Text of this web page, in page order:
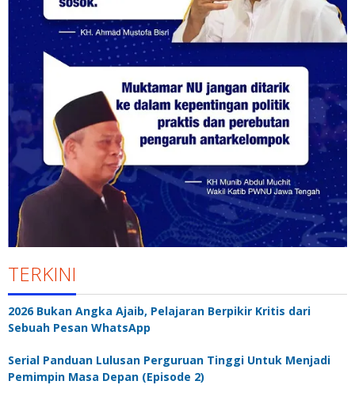
TERKINI
2026 Bukan Angka Ajaib, Pelajaran Berpikir Kritis dari
Sebuah Pesan WhatsApp
Serial Panduan Lulusan Perguruan Tinggi Untuk Menjadi
Pemimpin Masa Depan (Episode 2)